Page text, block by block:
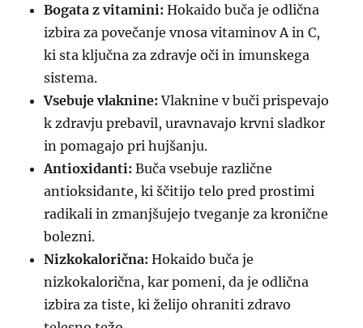
Bogata z vitamini: Hokaido buča je odlična
izbira za povečanje vnosa vitaminov A in C,
ki sta ključna za zdravje oči in imunskega
sistema.
Vsebuje vlaknine: Vlaknine v buči prispevajo
k zdravju prebavil, uravnavajo krvni sladkor
in pomagajo pri hujšanju.
Antioxidanti: Buča vsebuje različne
antioksidante, ki ščitijo telo pred prostimi
radikali in zmanjšujejo tveganje za kronične
bolezni.
Nizkokalorična: Hokaido buča je
nizkokalorična, kar pomeni, da je odlična
izbira za tiste, ki želijo ohraniti zdravo